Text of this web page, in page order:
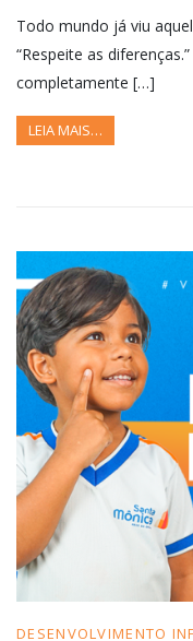
Todo mundo já viu
“Respeite as
completamente […]
LEIA MAIS…
DESENVOLVIMENTO